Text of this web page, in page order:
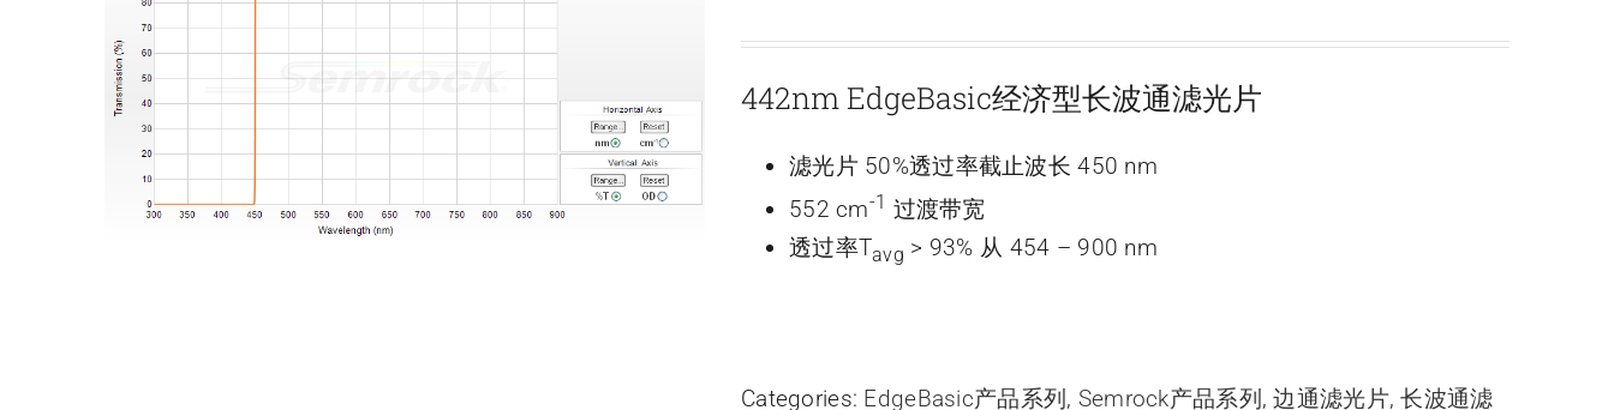
442nm EdgeBasic经济型长波通滤光片
滤光片 50%透过率截止波长 450 nm
552 cm-1 过渡带宽
透过率Tavg > 93% 从 454 – 900 nm
Categories: EdgeBasic产品系列 , Semrock产品系列 ,边通滤光片,长波通滤